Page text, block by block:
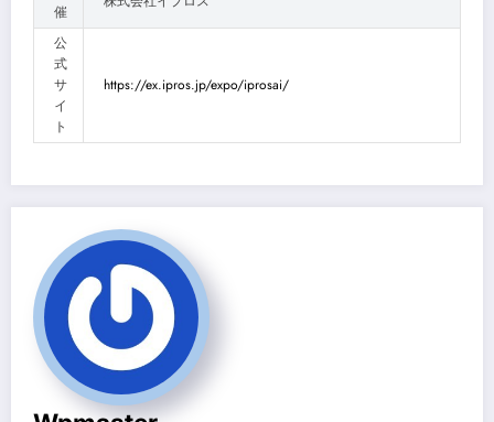
催
公
式
サ
イ
ト
https://ex.ipros.jp/expo/iprosai/